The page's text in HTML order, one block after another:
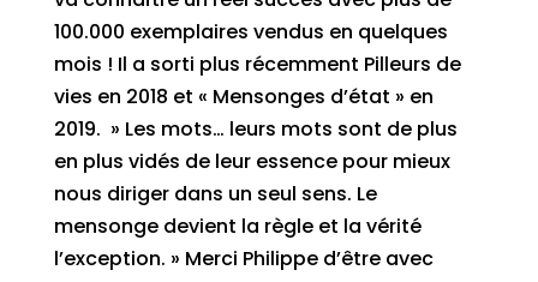
100.000 exemplaires vendus en quelques
mois ! Il a sorti plus récemment Pilleurs de
vies en 2018 et « Mensonges d’état » en
2019. » Les mots… leurs mots sont de plus
en plus vidés de leur essence pour mieux
nous diriger dans un seul sens. Le
mensonge devient la règle et la vérité
l’exception. » Merci Philippe d’être avec